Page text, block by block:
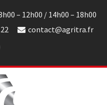
– 12h00 / 14h00 – 18h00
contact@agritra.fr